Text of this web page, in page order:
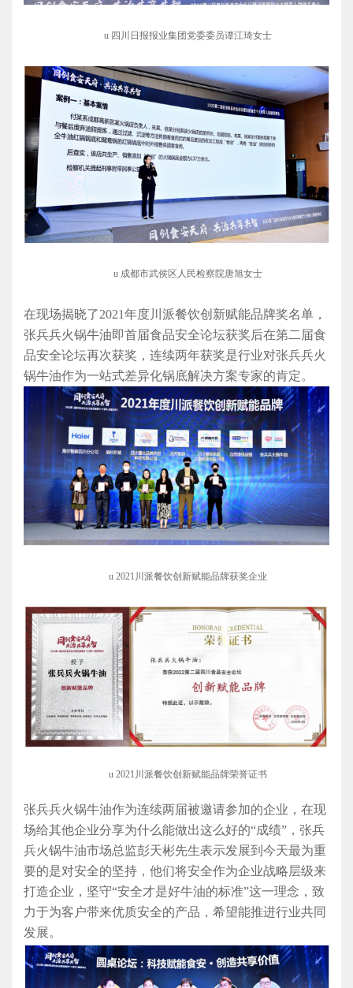
u 四川日报报业集团党委委员谭江琦女士
u 成都市武侯区人民检察院唐旭女士
在现场揭晓了2021年度川派餐饮创新赋能品牌奖名单，
张兵兵火锅牛油即首届食品安全论坛获奖后在第二届食
品安全论坛再次获奖， 连续两年获奖是行业对张兵兵火
锅牛油作为一站式差异化锅底解决方案专家的肯定。
u 2021川派餐饮创新赋能品牌获奖企业
u 2021 川派餐饮创新赋能品牌荣誉证书
张兵兵火锅牛油作为连续两届被邀请参加的企业，在现
场给其他企业分享为什么能做出这么好的“成绩”，张兵
兵火锅牛油市场总监彭天彬先生表示发展到今天最为重
要的是对安全的坚持， 他们将安全作为企业战略层级来
打造企业 ， 坚守“安全才是好牛油的标准”这一理念，致
力于为客户带来优质安全的产品， 希望能推进行业共同
发展。